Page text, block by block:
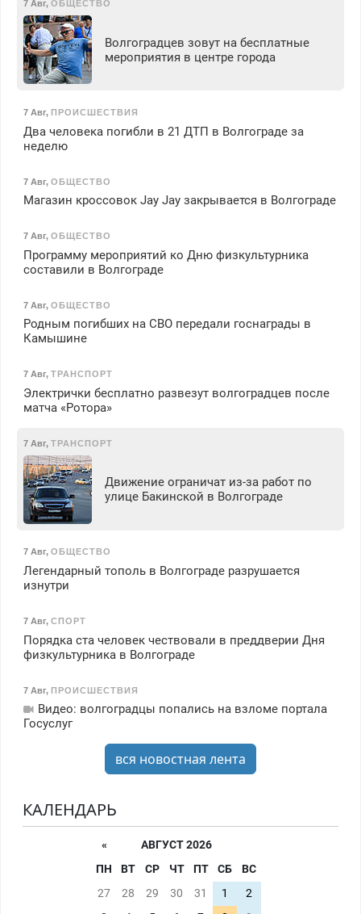
7 Авг, ОБЩЕСТВО
Волгоградцев зовут на бесплатные
мероприятия в центре города
7 Авг, ПРОИСШЕСТВИЯ
Два человека погибли в 21 ДТП в Волгограде за
неделю
7 Авг, ОБЩЕСТВО
Магазин кроссовок Jay Jay закрывается в Волгограде
7 Авг, ОБЩЕСТВО
Программу мероприятий ко Дню физкультурника
составили в Волгограде
7 Авг, ОБЩЕСТВО
Родным погибших на СВО передали госнаграды в
Камышине
7 Авг, ТРАНСПОРТ
Электрички бесплатно развезут волгоградцев после
матча «Ротора»
7 Авг, ТРАНСПОРТ
Движение ограничат из-за работ по
улице Бакинской в Волгограде
7 Авг, ОБЩЕСТВО
Легендарный тополь в Волгограде разрушается
изнутри
7 Авг, СПОРТ
Порядка ста человек чествовали в преддверии Дня
физкультурника в Волгограде
7 Авг, ПРОИСШЕСТВИЯ
Видео: волгоградцы попались на взломе портала
Госуслуг
вся новостная лента
КАЛЕНДАРЬ
«
АВГУСТ 2026
ПН
ВТ СР ЧТ ПТ СБ
ВС
27
28 29 30 31 1
2